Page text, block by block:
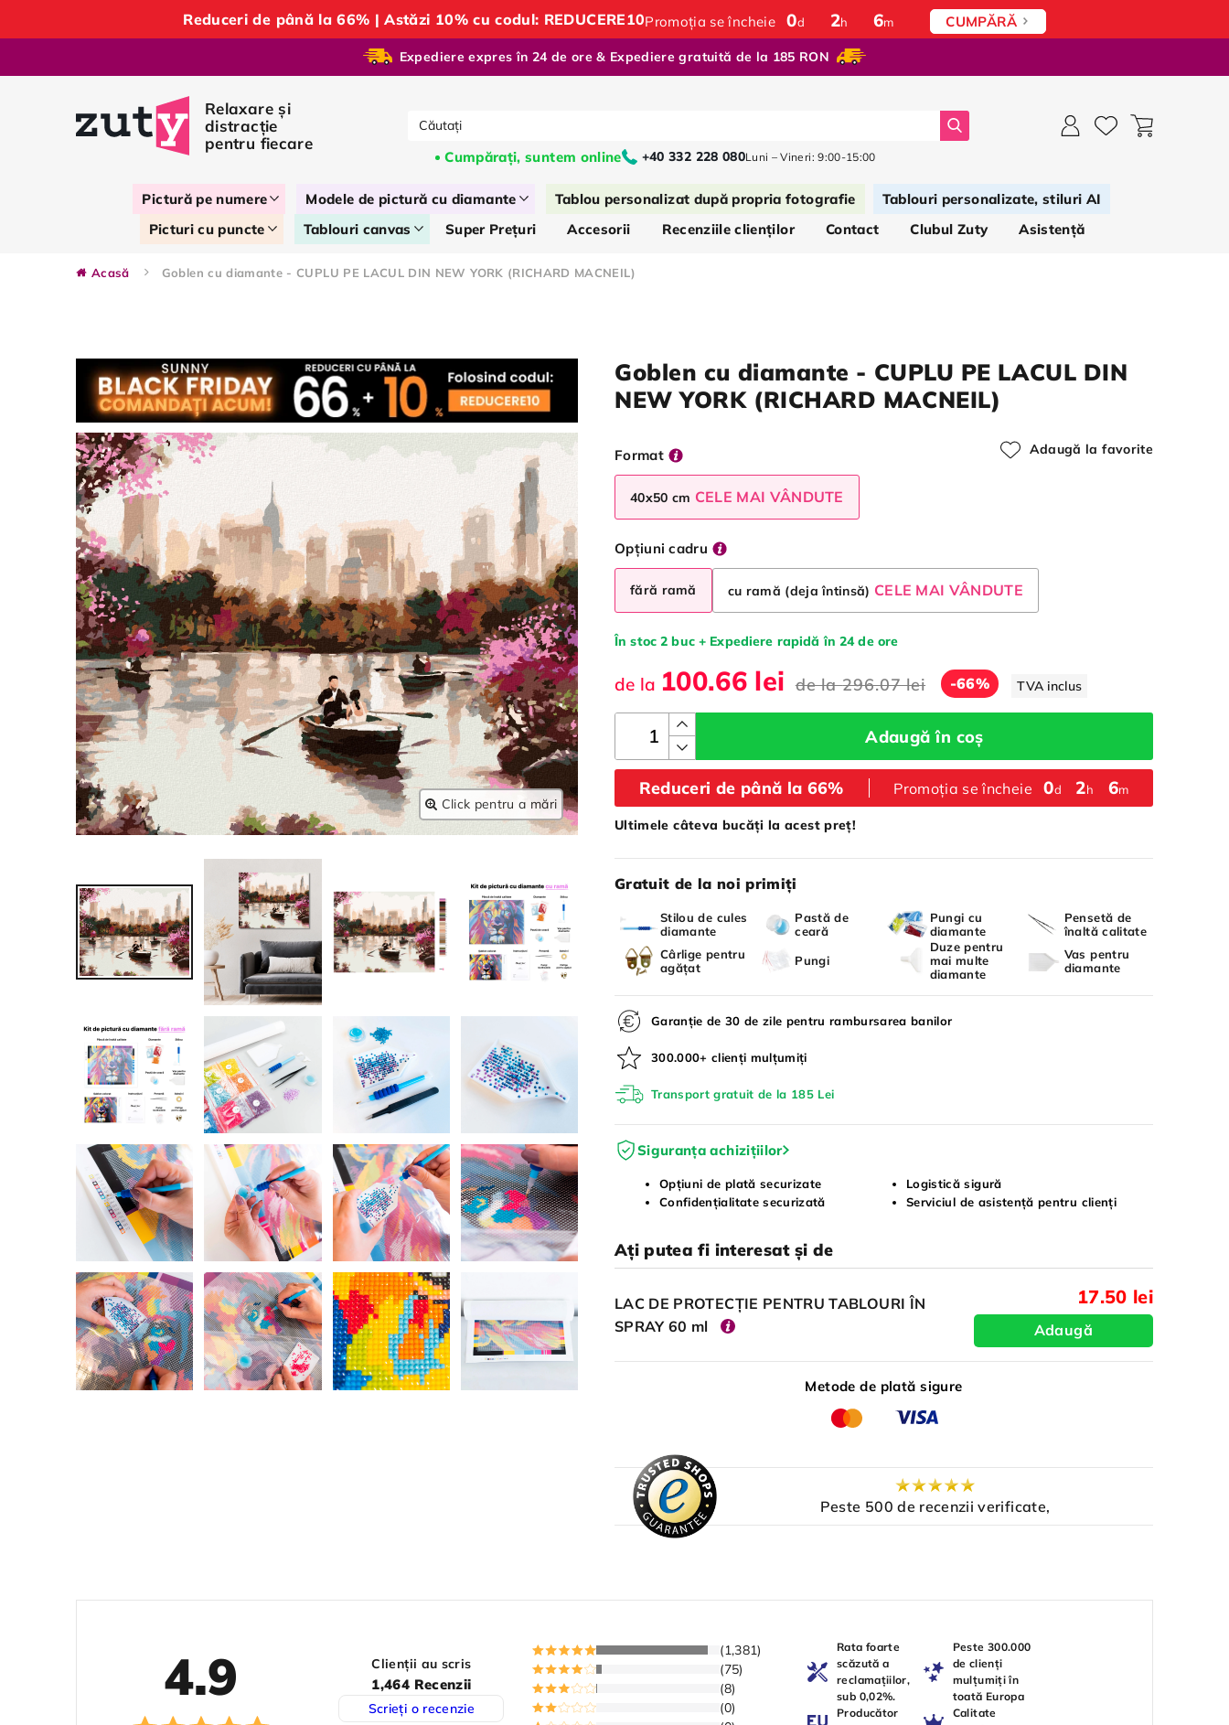
Reduceri de până la 66% | Astăzi 10% cu codul: REDUCERE10Promoția se încheie 0d 2h 6m CUMPĂRĂ
Expediere expres în 24 de ore & Expediere gratuită de la 185 RON
Căutați
Cumpărați, suntem online +40 332 228 080Luni – Vineri: 9:00-15:00
Pictură pe numere Modele de pictură cu diamante Tablou personalizat după propria fotografie
Tablouri personalizate, stiluri AI
Picturi cu puncte
Tablouri canvas Super Prețuri Accesorii Recenziile clienților Contact Clubul Zuty Asistență
Acasă Goblen cu diamante - CUPLU PE LACUL DIN NEW YORK (RICHARD MACNEIL)
Click pentru a mări
Goblen cu diamante - CUPLU PE LACUL DIN
NEW YORK (RICHARD MACNEIL)
Adaugă la favorite
Format
40x50 cm CELE MAI VÂNDUTE
Opțiuni cadru
fără ramă cu ramă (deja întinsă) CELE MAI VÂNDUTE
În stoc 2 buc + Expediere rapidă în 24 de ore
de la 100.66 lei de la296.07 lei -66% TVA inclus
Adaugă în coș
Reduceri de până la 66% Promoția se încheie 0d 2h 6m
Ultimele câteva bucăți la acest preț!
Gratuit de la noi primiți
Stilou de cules
diamante
Pastă de
ceară
Pungi cu
diamante
Pensetă de
înaltă calitate
Cârlige pentru
agățat
Pungi
Duze pentru
mai multe
diamante
Vas pentru
diamante
Garanție de 30 de zile pentru rambursarea banilor
300.000+ clienți mulțumiți
Transport gratuit de la 185 Lei
Siguranța achizițiilor
Opțiuni de plată securizate
Logistică sigură
Confidențialitate securizată
Serviciul de asistență pentru clienți
Ați putea fi interesat și de
LAC DE PROTECȚIE PENTRU TABLOURI ÎN
SPRAY 60 ml
17.50 lei
Adaugă
Metode de plată sigure
Peste 500 de recenzii verificate,
4.9 Clienții au scris
1,464 Recenzii
Scrieți o recenzie
(1,381)
(75)
(8)
(0)
Rata foarte
scăzută a
reclamațiilor,
sub 0,02%.
Peste 300.000
de clienți
mulțumiți în
toată Europa
Producător
Calitate